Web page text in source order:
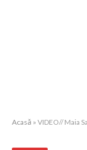
Acasă » VIDEO// Maia